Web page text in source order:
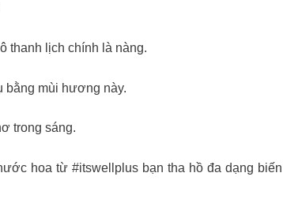
thanh lịch chính là nàng.
bằng mùi hương này.
trong sáng.
hoa từ #itswellplus bạn tha hồ đa dạng